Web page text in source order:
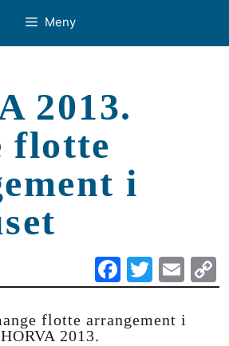
Meny
2013.
flotte
i
Fa
ce
bo
T
wi
tte
E
m
ail
flotte arrangement i
2013.